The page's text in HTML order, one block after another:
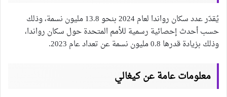
يُقدّر عدد سكان رواندا لعام 2024 بنحو 13.8 مليون نسمة، وذلك
حسب أحدث إحصائية رسمية للأمم المتحدة حول سكان رواندا،
وذلك بزيادة قدرها 0.8 مليون نسمة عن تعداد عام 2023.
معلومات عامة عن كيغالي